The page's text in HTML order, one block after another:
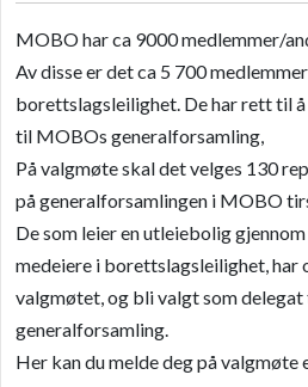
MOBO har ca 9000 medlemmer/
Av disse er det ca 5 700
borettslagsleilighet. De har rett til
til MOBOs generalforsamling,
På valgmøte skal det velges 130
på generalforsamlingen i MOBO
De som leier en utleiebolig
medeiere i borettslagsleilighet, har
valgmøtet, og bli valgt som
generalforsamling.
Her kan du melde deg på valgmøte